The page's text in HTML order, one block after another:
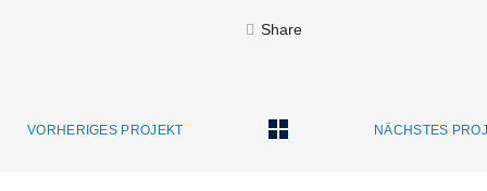
Share
VORHERIGES PROJEKT NÄCHSTES